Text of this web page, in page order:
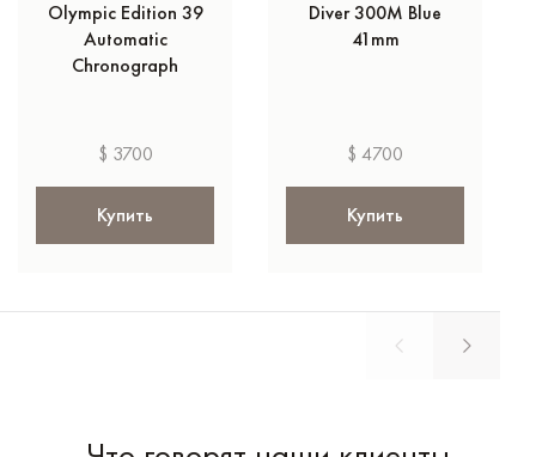
Olympic Edition 39
Automatic
Chronograph
$ 3700
Купить
Diver 300M Blue
41mm
$ 4700
Купить